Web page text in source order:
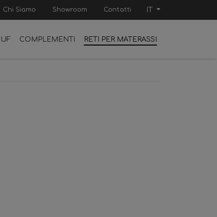
Chi Siamo Showroom Contatti
COMPLEMENTI RETI PER MATERASSI